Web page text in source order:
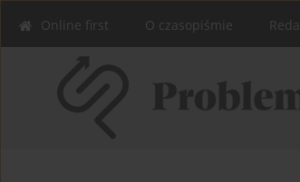
Online first O czasopiśmie